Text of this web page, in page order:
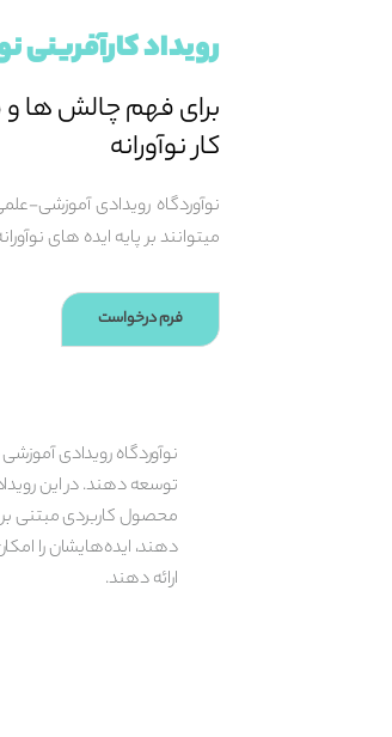
رویداد کارآفرینی
برای فهم چالش ها و
کار نوآورانه
نوآوردگاه رویدادی آموزشی-
میتوانند بر پایه ایده های
فرم درخواست
نوآوردگاه رویدادی
توسعه دهند. در این
دهند، ایده‌هایشان را
ارائه دهند.